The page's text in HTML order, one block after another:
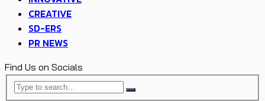
CREATIVE
SD-ERS
PR NEWS
Find Us on Socials